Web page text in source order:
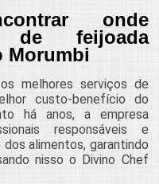
onde
de feijoada
Morumbi
melhores serviços de
custo-benefício do
há anos, a empresa
responsáveis e
alimentos, garantindo
nisso o Divino Chef